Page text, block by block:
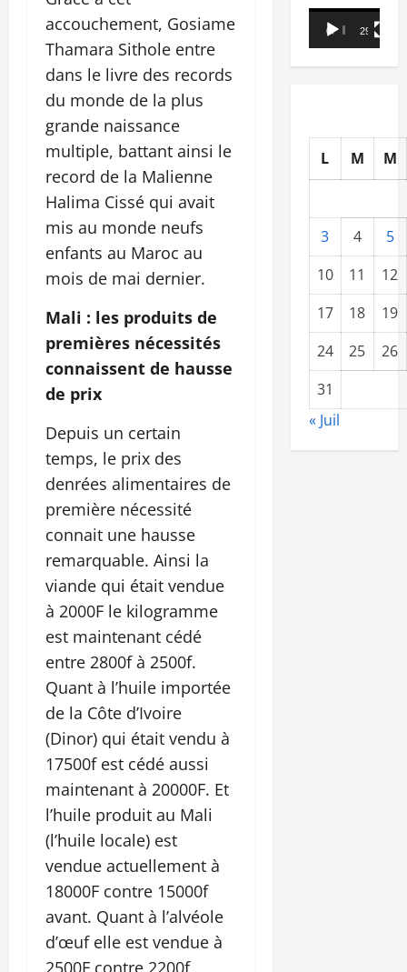
accouchement, Gosiame
Thamara Sithole entre
dans le livre des records
du monde de la plus
grande naissance
multiple, battant ainsi le
record de la Malienne
Halima Cissé qui avait
mis au monde neufs
enfants au Maroc au
mois de mai dernier.
Mali : les produits de
premières nécessités
connaissent de hausse
de prix
Depuis un certain
temps, le prix des
denrées alimentaires de
première nécessité
connait une hausse
remarquable. Ainsi la
viande qui était vendue
à 2000F le kilogramme
est maintenant cédé
entre 2800f à 2500f.
Quant à l’huile importée
de la Côte d’Ivoire
(Dinor) qui était vendu à
17500f est cédé aussi
maintenant à 20000F. Et
l’huile produit au Mali
(l’huile locale) est
vendue actuellement à
18000F contre 15000f
avant. Quant à l’alvéole
d’œuf elle est vendue à
2500F contre 2200f
Lecteur
vidéo
00:00 29:21
L M M
3 4
5
10
11
12
17
18
19
24
25
26
31
« Juil